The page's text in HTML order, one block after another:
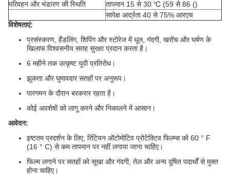
परिवहन और भंडारण की स्थिति
तापमान 15 से 30 ℃ (59 से 86 ()
सापेक्ष आर्द्रता 40 से 75% आरएच
विशेषताएं:
प्रसंस्करण, हैंडलिंग, शिपिंग और स्टोरेज में धूल, गंदगी, खरोंच और घर्षण के
खिलाफ विश्वसनीय सतह सुरक्षा प्रदान करता है।
6 महीने तक उत्कृष्ट यूवी प्रतिरोध।
झुकता और घुमावदार सतहों पर अनुरूप।
पारगमन के दौरान बरकरार रहता है।
कोई अवशेषों को लागू करने और निकालने में आसान।
आवेदन:
इष्टतम प्रदर्शन के लिए, रिटियन ऑटोमोटिव प्रोटेक्टिव फिल्म्स को 60 ° F
(16 ° C) से कम तापमान पर नहीं लगाया जाना चाहिए।
फिल्म लगाने पर सतहों को सूखा और गंदगी, तेल और अन्य दूषित पदार्थों से मुक्त
होना चाहिए।